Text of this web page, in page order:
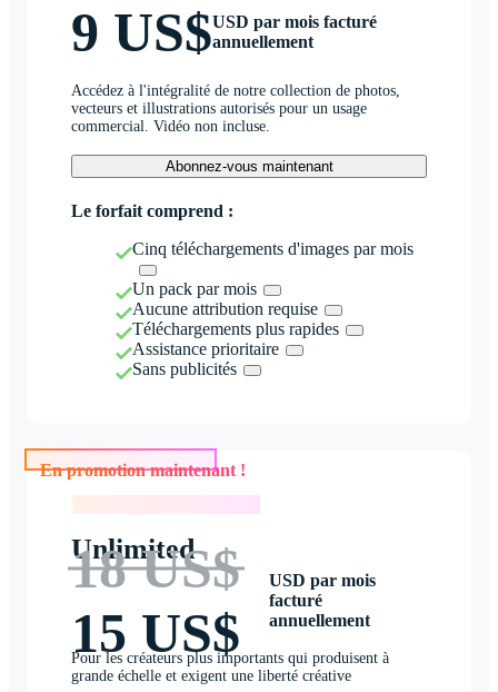
9 US$USD par mois facturé
annuellement
Accédez à l'intégralité de notre collection de photos,
vecteurs et illustrations autorisés pour un usage
commercial. Vidéo non incluse.
Abonnez-vous maintenant
Le forfait comprend :
Cinq téléchargements d'images par mois
Un pack par mois
Aucune attribution requise
Téléchargements plus rapides
Assistance prioritaire
Sans publicités
En promotion maintenant !
Unlimited
18 US$
15 US$
USD par mois
facturé
annuellement
Pour les créateurs plus importants qui produisent à
grande échelle et exigent une liberté créative